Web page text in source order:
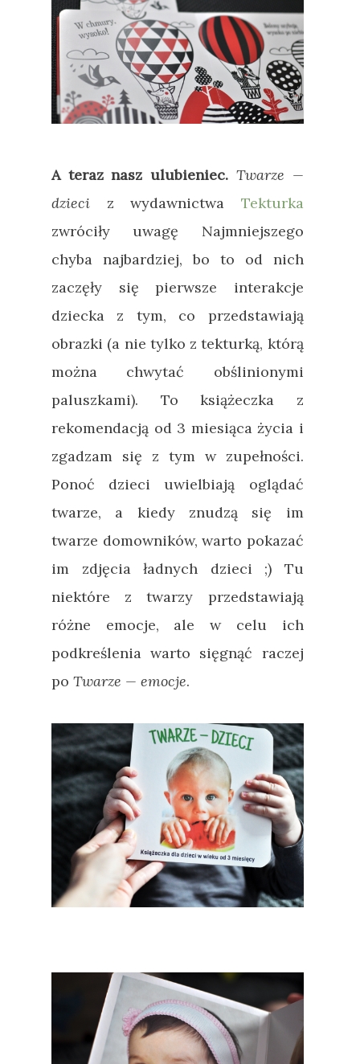
A teraz nasz ulubieniec. Twarze —
dzieci z wydawnictwa Tekturka
zwróciły uwagę Najmniejszego
chyba najbardziej, bo to od nich
zaczęły się pierwsze interakcje
dziecka z tym, co przedstawiają
obrazki (a nie tylko z tekturką, którą
można chwytać obślinionymi
paluszkami). To książeczka z
rekomendacją od 3 miesiąca życia i
zgadzam się z tym w zupełności.
Ponoć dzieci uwielbiają oglądać
twarze, a kiedy znudzą się im
twarze domowników, warto pokazać
im zdjęcia ładnych dzieci ;) Tu
niektóre z twarzy przedstawiają
różne emocje, ale w celu ich
podkreślenia warto sięgnąć raczej
po Twarze — emocje.